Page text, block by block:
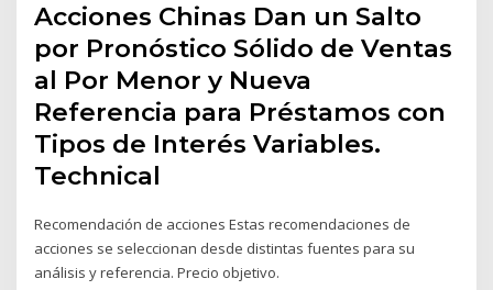
Acciones Chinas Dan un Salto
por Pronóstico Sólido de Ventas
al Por Menor y Nueva
Referencia para Préstamos con
Tipos de Interés Variables.
Technical
Recomendación de acciones Estas recomendaciones de
acciones se seleccionan desde distintas fuentes para su
análisis y referencia. Precio objetivo.